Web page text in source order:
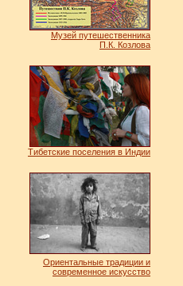
Музей путешественника
П.К. Козлова
Тибетские поселения в Индии
Ориентальные традиции и
современное искусство